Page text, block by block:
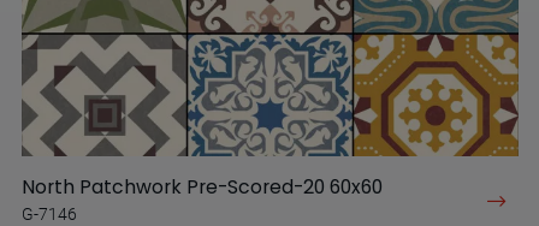
North Patchwork Pre-Scored-20 60x60
G-7146